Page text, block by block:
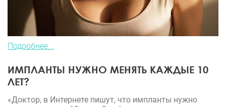
Подробнее...
ИМПЛАНТЫ НУЖНО МЕНЯТЬ КАЖДЫЕ 10
ЛЕТ?
«Доктор, в Интернете пишут, что импланты нужно